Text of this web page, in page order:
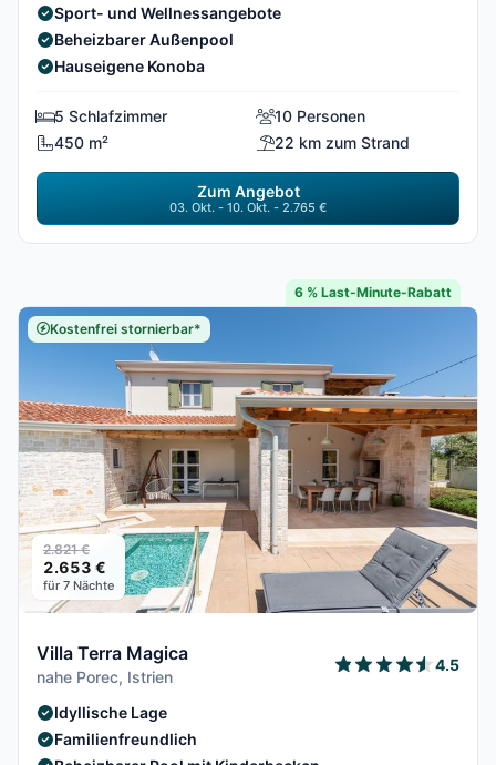
Sport- und Wellnessangebote
Beheizbarer Außenpool
Hauseigene Konoba
5 Schlafzimmer
10 Personen
450 m²
22 km zum Strand
Zum Angebot
03. Okt. - 10. Okt. - 2.765 €
6 % Last-Minute-Rabatt
Kostenfrei stornierbar*
2.821 €
2.653 €
für 7 Nächte
Villa Terra Magica
nahe Porec, Istrien
4.5
Idyllische Lage
Familienfreundlich